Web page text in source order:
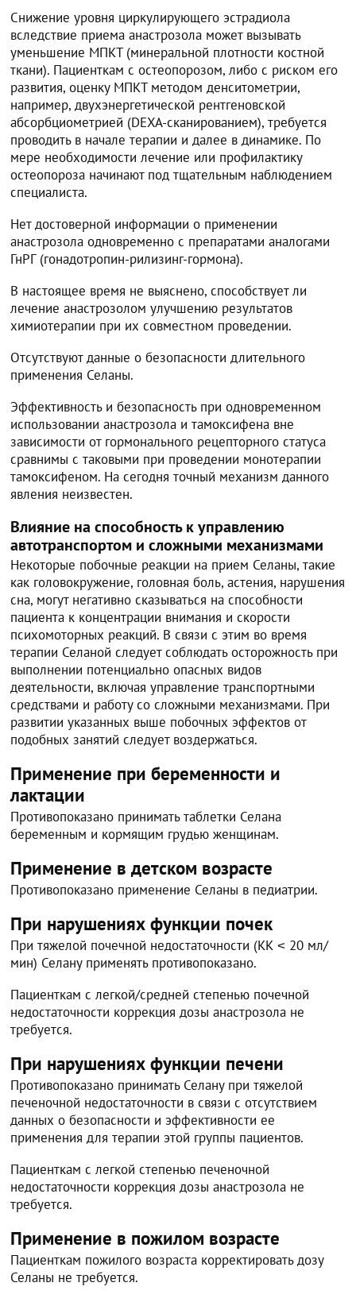
Снижение уровня циркулирующего эстрадиола
вследствие приема анастрозола может вызывать
уменьшение МПКТ (минеральной плотности костной
ткани). Пациенткам с остеопорозом, либо с риском его
развития, оценку МПКТ методом денситометрии,
например, двухэнергетической рентгеновской
абсорбциометрией (DEXA-сканированием), требуется
проводить в начале терапии и далее в динамике. По
мере необходимости лечение или профилактику
остеопороза начинают под тщательным наблюдением
специалиста.
Нет достоверной информации о применении
анастрозола одновременно с препаратами аналогами
ГнРГ (гонадотропин-рилизинг-гормона).
В настоящее время не выяснено, способствует ли
лечение анастрозолом улучшению результатов
химиотерапии при их совместном проведении.
Отсутствуют данные о безопасности длительного
применения Селаны.
Эффективность и безопасность при одновременном
использовании анастрозола и тамоксифена вне
зависимости от гормонального рецепторного статуса
сравнимы с таковыми при проведении монотерапии
тамоксифеном. На сегодня точный механизм данного
явления неизвестен.
Влияние на способность к управлению
автотранспортом и сложными механизмами
Некоторые побочные реакции на прием Селаны, такие
как головокружение, головная боль, астения, нарушения
сна, могут негативно сказываться на способности
пациента к концентрации внимания и скорости
психомоторных реакций. В связи с этим во время
терапии Селаной следует соблюдать осторожность при
выполнении потенциально опасных видов
деятельности, включая управление транспортными
средствами и работу со сложными механизмами. При
развитии указанных выше побочных эффектов от
подобных занятий следует воздержаться.
Применение при беременности и
лактации
Противопоказано принимать таблетки Селана
беременным и кормящим грудью женщинам.
Применение в детском возрасте
Противопоказано применение Селаны в педиатрии.
При нарушениях функции почек
При тяжелой почечной недостаточности (КК ˂ 20 мл/
мин) Селану применять противопоказано.
Пациенткам с легкой/средней степенью почечной
недостаточности коррекция дозы анастрозола не
требуется.
При нарушениях функции печени
Противопоказано принимать Селану при тяжелой
печеночной недостаточности в связи с отсутствием
данных о безопасности и эффективности ее
применения для терапии этой группы пациентов.
Пациенткам с легкой степенью печеночной
недостаточности коррекция дозы анастрозола не
требуется.
Применение в пожилом возрасте
Пациенткам пожилого возраста корректировать дозу
Селаны не требуется.